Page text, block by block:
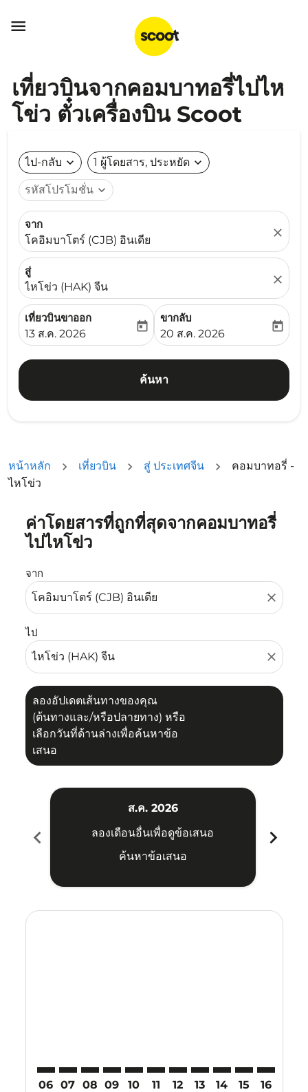

เที่ยวบินจากคอมบาทอรี่ไปไห
โข่ว ตั๋วเครื่องบิน Scoot
ไป-กลับ expand_more 1 ผู้โดยสาร, ประหยัด expand_more
รหัสโปรโมชั่น expand_more
จาก
โคอิมบาโตร์ (CJB) อินเดีย
close
สู่
ไหโข่ว (HAK) จีน
close
เที่ยวบินขาออก
fc-booking-departure-date-aria-label
13 ส.ค. 2026
today
ขากลับ
fc-booking-return-date-
20 ส.ค. 2026
today
ค้นหา
หน้าหลัก เที่ยวบิน สู่ ประเทศจีน
คอมบาทอรี่ -
ไหโข่ว
ค่าโดยสารที่ถูกที่สุดจากคอมบาทอรี่
ไปไหโข่ว
จาก
close
ไป
close
ลองอัปเดตเส้นทางของคุณ
(ต้นทางและ/หรือปลายทาง) หรือ
เลือกวันที่ด้านล่างเพื่อค้นหาข้อ
เสนอ
ลองอัปเดตเส้นทางของคุณ (ต้นทางและ/หรือปลายทาง) หรื
chevron_left
ส.ค. 2026
ลองเดือนอื่นเพื่อดูข้อเสนอ
ค้นหาข้อเสนอ
chevron_right
06 07 08 09 10 11 12 13 14 15 16